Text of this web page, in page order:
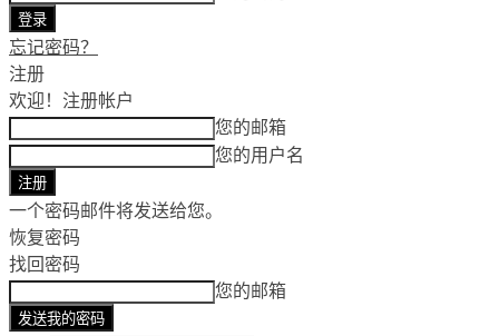
忘记密码？
注册
欢迎！ 注册帐户
您的邮箱
您的用户名
一个密码邮件将发送给您。
恢复密码
找回密码
您的邮箱